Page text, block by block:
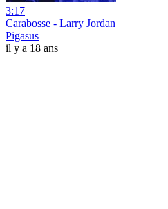
3:17
Carabosse - Larry Jordan
Pigasus
il y a 18 ans